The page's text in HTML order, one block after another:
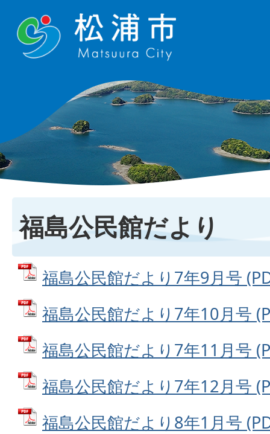
福島公民館だより
福島公民館だより7年9月号
福島公民館だより7年10月号
福島公民館だより7年11月号
福島公民館だより7年12月号
福島公民館だより8年1月号